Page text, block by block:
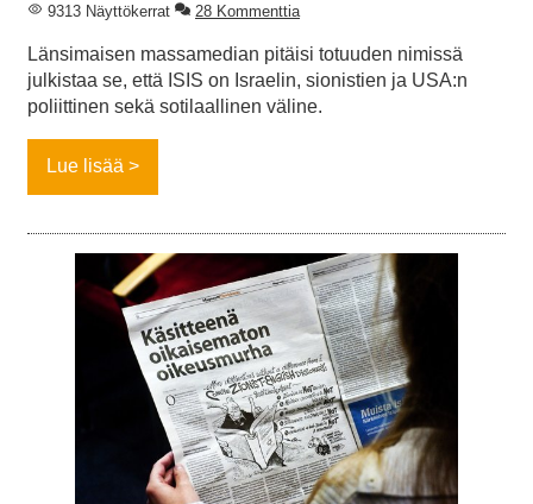
9313 Näyttökerrat
28 Kommenttia
Länsimaisen massamedian pitäisi totuuden nimissä
julkistaa se, että ISIS on Israelin, sionistien ja USA:n
poliittinen sekä sotilaallinen väline.
Lue lisää